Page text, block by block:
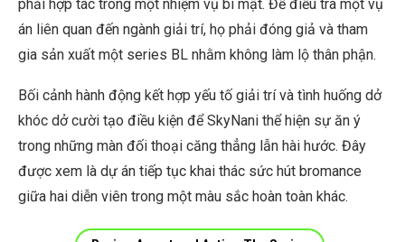
phải hợp tác trong một nhiệm vụ bí mật. Để điều tra một vụ
án liên quan đến ngành giải trí, họ phải đóng giả và tham
gia sản xuất một series BL nhằm không làm lộ thân phận.
Bối cảnh hành động kết hợp yếu tố giải trí và tình huống dở
khóc dở cười tạo điều kiện để SkyNani thể hiện sự ăn ý
trong những màn đối thoại căng thẳng lẫn hài hước. Đây
được xem là dự án tiếp tục khai thác sức hút bromance
giữa hai diễn viên trong một màu sắc hoàn toàn khác.